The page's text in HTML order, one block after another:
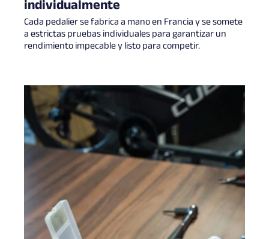
Cada pedalier se fabrica a mano en Francia y se somete
a estrictas pruebas individuales para garantizar un
rendimiento impecable y listo para competir.